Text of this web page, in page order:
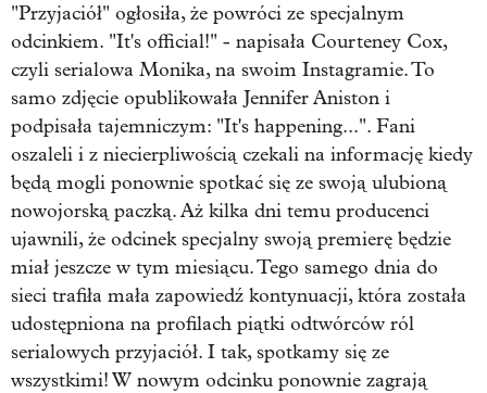
"Przyjaciół" ogłosiła, że powróci ze specjalnym
odcinkiem. "It's official!" - napisała Courteney Cox,
czyli serialowa Monika, na swoim Instagramie. To
samo zdjęcie opublikowała Jennifer Aniston i
podpisała tajemniczym: "It's happening...". Fani
oszaleli i z niecierpliwością czekali na informację kiedy
będą mogli ponownie spotkać się ze swoją ulubioną
nowojorską paczką. Aż kilka dni temu producenci
ujawnili, że odcinek specjalny swoją premierę będzie
miał jeszcze w tym miesiącu. Tego samego dnia do
sieci trafiła mała zapowiedź kontynuacji, która została
udostępniona na profilach piątki odtwórców ról
serialowych przyjaciół. I tak, spotkamy się ze
wszystkimi! W nowym odcinku ponownie zagrają